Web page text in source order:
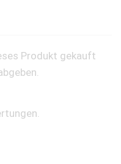
Produkt gekauft